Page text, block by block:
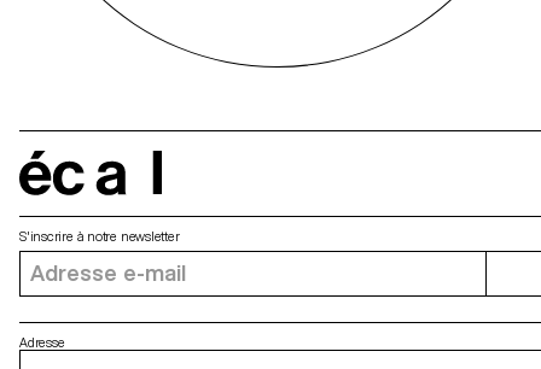
Adresse
S'inscrire à notre newsletter